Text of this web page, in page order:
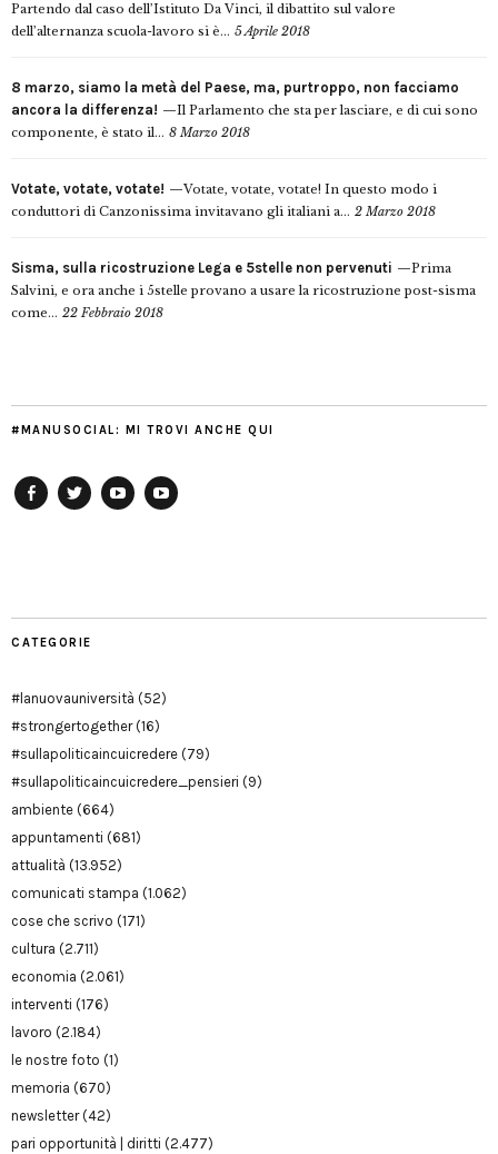
Partendo dal caso dell’Istituto Da Vinci, il dibattito sul valore
dell’alternanza scuola-lavoro si è... 5 Aprile 2018
8 marzo, siamo la metà del Paese, ma, purtroppo, non facciamo
ancora la differenza!
Il Parlamento che sta per lasciare, e di cui sono
componente, è stato il... 8 Marzo 2018
Votate, votate, votate!
Votate, votate, votate! In questo modo i
conduttori di Canzonissima invitavano gli italiani a... 2 Marzo 2018
Sisma, sulla ricostruzione Lega e 5stelle non pervenuti
Prima
Salvini, e ora anche i 5stelle provano a usare la ricostruzione post-sisma
come... 22 Febbraio 2018
#MANUSOCIAL: MI TROVI ANCHE QUI
CATEGORIE
#lanuovauniversità (52)
#strongertogether(16)
#sullapoliticaincuicredere (79)
#sullapoliticaincuicredere_pensieri (9)
ambiente (664)
appuntamenti (681)
attualità (13.952)
comunicati stampa (1.062)
cose che scrivo (171)
cultura (2.711)
economia (2.061)
interventi (176)
lavoro (2.184)
le nostre foto (1)
memoria (670)
newsletter(42)
pari opportunità | diritti (2.477)